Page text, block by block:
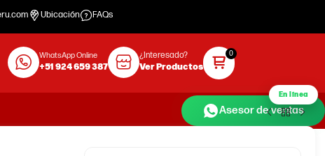
Ubicación FAQs
WhatsApp Online
+51 924 659 387
¿Interesado?
Ver Productos
En línea
Asesor de ventas